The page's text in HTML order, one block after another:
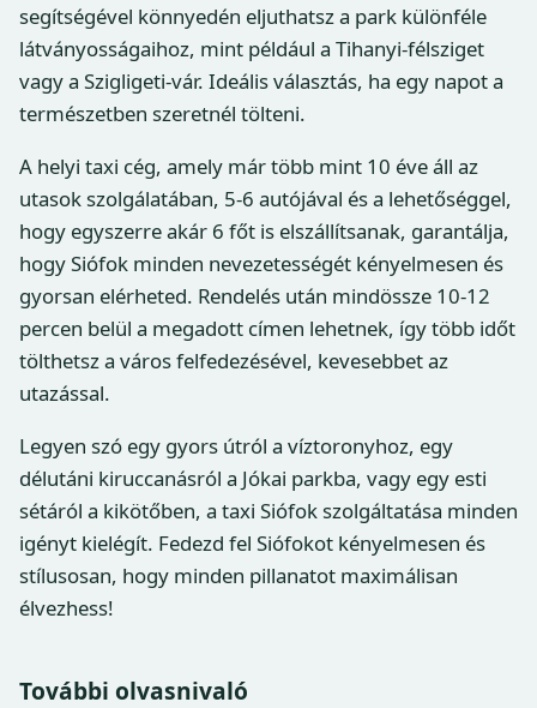
segítségével könnyedén eljuthatsz a park különféle
látványosságaihoz, mint például a Tihanyi-félsziget
vagy a Szigligeti-vár. Ideális választás, ha egy napot a
természetben szeretnél tölteni.
A helyi taxi cég, amely már több mint 10 éve áll az
utasok szolgálatában, 5-6 autójával és a lehetőséggel,
hogy egyszerre akár 6 főt is elszállítsanak, garantálja,
hogy Siófok minden nevezetességét kényelmesen és
gyorsan elérheted. Rendelés után mindössze 10-12
percen belül a megadott címen lehetnek, így több időt
tölthetsz a város felfedezésével, kevesebbet az
utazással.
Legyen szó egy gyors útról a víztoronyhoz, egy
délutáni kiruccanásról a Jókai parkba, vagy egy esti
sétáról a kikötőben, a taxi Siófok szolgáltatása minden
igényt kielégít. Fedezd fel Siófokot kényelmesen és
stílusosan, hogy minden pillanatot maximálisan
élvezhess!
További olvasnivaló